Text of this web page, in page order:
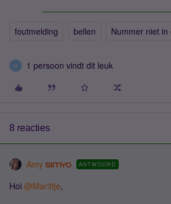
foutmelding bellen Nummer niet in
M 1 persoon vindt dit leuk
8 reacties
Amy ANTWOORD
Hoi @Mar3tje,